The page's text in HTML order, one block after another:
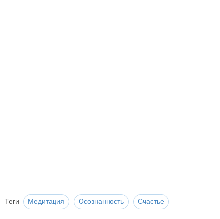
Теги Медитация Осознанность Счастье